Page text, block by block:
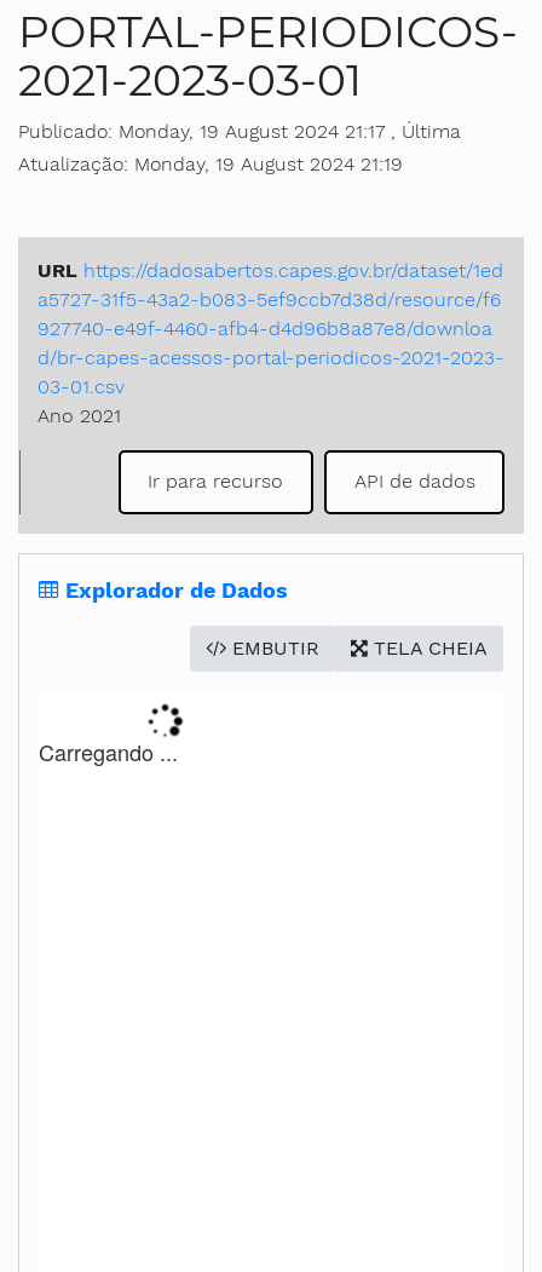
Ministério da Saúde
Ministério de Minas e Energia
Ministério da Ciência, Tecnologia, Inovações e Comunicações
Ministério do Turismo
Ministério do Desenvolvimento Regional
Controladoria-Geral da União
Ministério da Mulher, da Família e dos Direitos Humanos
Secretaria-Geral
Gabinete de Segurança Institucional
Banco Central do Brasil
PORTAL-PERIODICOS-
2021-2023-03-01
Publicado: Monday, 19 August 2024 21:17 , Última
Atualização: Monday, 19 August 2024 21:19
URL https://dadosabertos.capes.gov.br/dataset/1ed
a5727-31f5-43a2-b083-5ef9ccb7d38d/resource/f6
927740-e49f-4460-afb4-d4d96b8a87e8/downloa
d/br-capes-acessos-portal-periodicos-2021-2023-
03-01.csv
Ano 2021
Ir para recurso API de dados
Explorador de Dados
TELA CHEIA
EMBUTIR